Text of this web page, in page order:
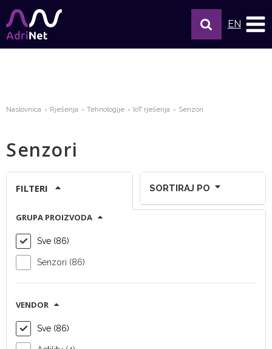
EN
Naslovnica Rješenja Tehnologije IoT rješenja Senzori
Senzori
FILTERI
GRUPA PROIZVODA
Sve (86)
Senzori (86)
VENDOR
Sve (86)
SORTIRAJ PO
Enginko četiri
kanalno 0-10V
LoRaWAN sučelje